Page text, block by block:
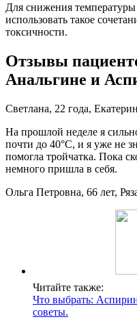
Для снижения температуры
использовать такое
токсичности.
Отзывы
Анальгине и
Светлана, 22 года,
На прошлой неделе я
почти до 40°C, и я уже не
помогла тройчатка. Пока
немного пришла в себя.
Ольга Петровна, 66 лет,
Читайте также:
Что выбрать:
советы.